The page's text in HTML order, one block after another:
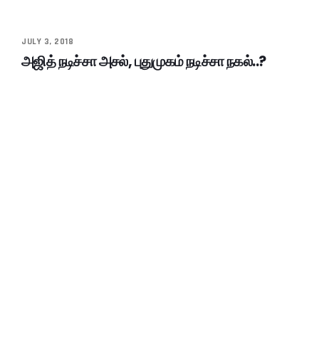
JULY 3, 2018
அஜித் நடிச்சா அசல், புதுமுகம் நடிச்சா நகல்..?